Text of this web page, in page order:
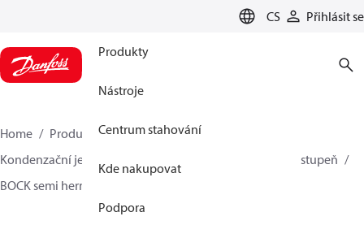
CS Přihlásit se
Produkty
Nástroje
Centrum stahování
Kde nakupovat
Podpora
Home Produkty
Climate Solutions pro chlazení
Kondenzační jednotky
BOCK SH plynem chlazený - 1 stupeň
BOCK semi hermetic SHG-L